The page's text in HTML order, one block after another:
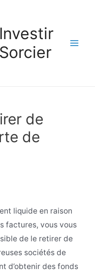
Investir
Sorcier
de
de
liquide en raison
factures, vous vous
de le retirer de
sociétés de
d’obtenir des fonds